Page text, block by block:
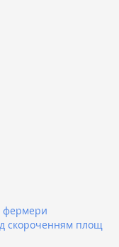
фермери
скороченням площ